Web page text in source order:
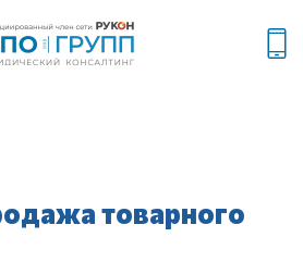
товарного